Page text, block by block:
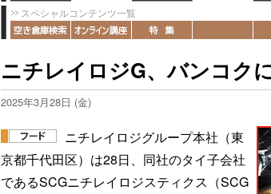
スペシャルコンテンツ一覧
ニチレイロジG、バンコク
2025年3月28日 (金)
ニチレイロジグループ本社（東
京都千代田区）は28日、同社のタイ子会社
であるSCGニチレイロジスティクス（SCG